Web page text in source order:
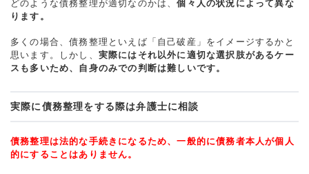
どのような債務整理が適切なのかは、個々人の状況によって異な
ります。
多くの場合、債務整理といえば「自己破産」をイメージするかと
思います。しかし、 実際にはそれ以外に適切な選択肢があるケー
スも多いため、自身のみでの判断は難しいです。
実際に債務整理をする際は弁護士に相談
債務整理は法的な手続きになるため、一般的に債務者本人が個人
的にすることはありません。